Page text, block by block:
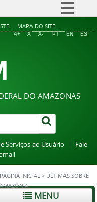
Simplifique!
Acesso à informação
MAPA DO SITE
A+ A A- PT EN ES
DO AMAZONAS
Serviços ao Usuário
Fale
PÁGINA INICIAL > ÚLTIMAS SOBRE
AMAZÔNIA
MENU